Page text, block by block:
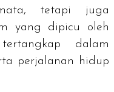
tetapi juga
yang dipicu oleh
dalam
perjalanan hidup